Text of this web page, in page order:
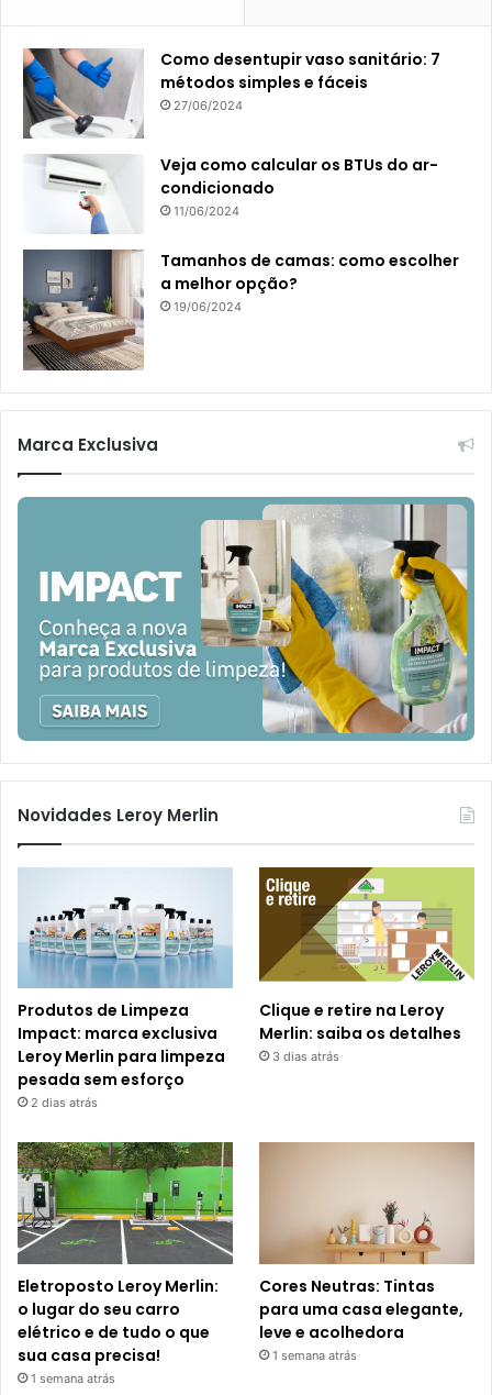
Como desentupir vaso sanitário: 7
métodos simples e fáceis
27/06/2024
Veja como calcular os BTUs do ar-
condicionado
11/06/2024
Tamanhos de camas: como escolher
a melhor opção?
19/06/2024
Marca Exclusiva
Novidades Leroy Merlin
Produtos de Limpeza
Impact: marca exclusiva
Leroy Merlin para limpeza
pesada sem esforço
2 dias atrás
Clique e retire na Leroy
Merlin: saiba os detalhes
3 dias atrás
Eletroposto Leroy Merlin:
o lugar do seu carro
elétrico e de tudo o que
sua casa precisa!
1 semana atrás
Cores Neutras: Tintas
para uma casa elegante,
leve e acolhedora
1 semana atrás